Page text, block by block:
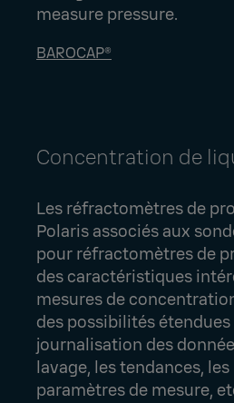
measure pressure.
BAROCAP®
Concentration de
Les réfractomètres de
Polaris associés aux
pour réfractomètres de
des caractéristiques
mesures de
des possibilités
journalisation des
lavage, les tendances,
paramètres de mesure,